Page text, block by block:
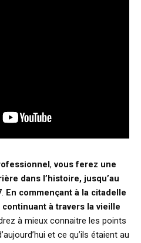
, vous ferez une
dans l’histoire, jusqu’au
. En commençant à la citadelle
à travers la vieille
à mieux connaitre les points
et ce qu’ils étaient au